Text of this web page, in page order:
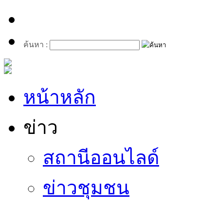
ค้นหา :
หน้าหลัก
ข่าว
สถานีออนไลด์
ข่าวชุมชน